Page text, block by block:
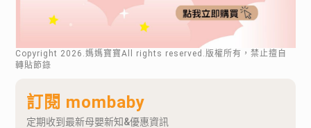
Copyright 2026 .媽媽寶寶All rights reserved.版權所有，禁止擅自
轉貼節錄
訂閱 mombaby
定期收到最新母嬰新知&優惠資訊